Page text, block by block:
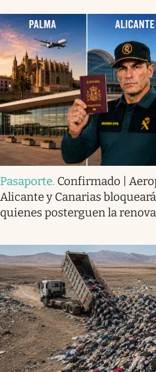
Pasaporte. Confirmado |
Alicante y Canarias
quienes posterguen la